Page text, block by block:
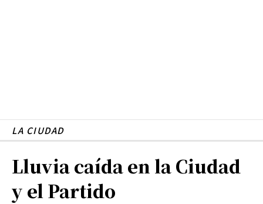
LA CIUDAD
Lluvia caída en la Ciudad
y el Partido